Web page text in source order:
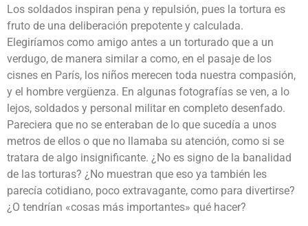
Los soldados inspiran pena y repulsión, pues la tortura es
fruto de una deliberación prepotente y calculada.
Elegiríamos como amigo antes a un torturado que a un
verdugo, de manera similar a como, en el pasaje de los
cisnes en París, los niños merecen toda nuestra compasión,
y el hombre vergüenza. En algunas fotografías se ven, a lo
lejos, soldados y personal militar en completo desenfado.
Pareciera que no se enteraban de lo que sucedía a unos
metros de ellos o que no llamaba su atención, como si se
tratara de algo insignificante. ¿No es signo de la banalidad
de las torturas? ¿No muestran que eso ya también les
parecía cotidiano, poco extravagante, como para divertirse?
¿O tendrían «cosas más importantes» qué hacer?